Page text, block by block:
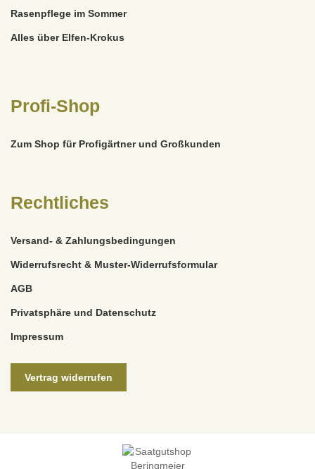
Rasenpflege im Sommer
Alles über Elfen-Krokus
Profi-Shop
Zum Shop für Profigärtner und Großkunden
Rechtliches
Versand- & Zahlungsbedingungen
Widerrufsrecht & Muster-Widerrufsformular
AGB
Privatsphäre und Datenschutz
Impressum
Vertrag widerrufen